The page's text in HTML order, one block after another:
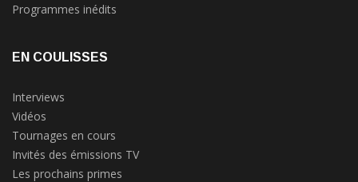
Programmes inédits
EN COULISSES
Interviews
Vidéos
Tournages en cours
Invités des émissions TV
Les prochains primes